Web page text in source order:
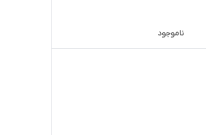
ناموجود